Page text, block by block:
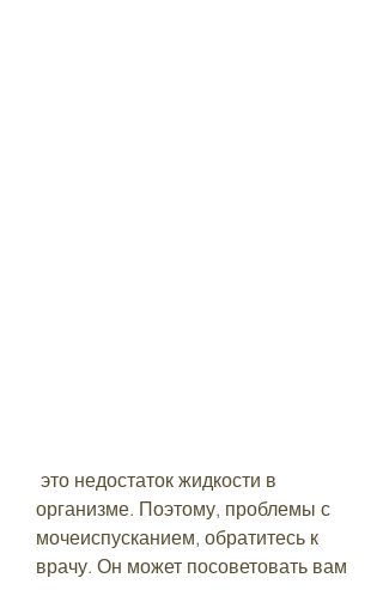
организме. Поэтому, проблемы с
мочеиспусканием, обратитесь к
врачу. Он может посоветовать вам